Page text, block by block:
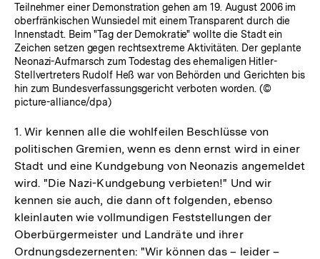
Teilnehmer einer Demonstration gehen am 19. August 2006 im
oberfränkischen Wunsiedel mit einem Transparent durch die
Innenstadt. Beim "Tag der Demokratie" wollte die Stadt ein
Zeichen setzen gegen rechtsextreme Aktivitäten. Der geplante
Neonazi-Aufmarsch zum Todestag des ehemaligen Hitler-
Stellvertreters Rudolf Heß war von Behörden und Gerichten bis
hin zum Bundesverfassungsgericht verboten worden. (©
picture-alliance/dpa)
1. Wir kennen alle die wohlfeilen Beschlüsse von
politischen Gremien, wenn es denn ernst wird in einer
Stadt und eine Kundgebung von Neonazis angemeldet
wird. "Die Nazi-Kundgebung verbieten!" Und wir
kennen sie auch, die dann oft folgenden, ebenso
kleinlauten wie vollmundigen Feststellungen der
Oberbürgermeister und Landräte und ihrer
Ordnungsdezernenten: "Wir können das – leider –